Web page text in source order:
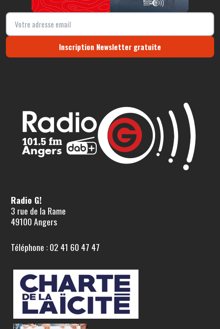
Inscription Newsletter gratuite
Radio G!
3 rue de la Rame
49100 Angers
Téléphone : 02 41 60 47 47